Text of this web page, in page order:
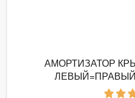
АМОРТИЗАТОР
ЛЕВЫЙ=ПРАВЫЙ